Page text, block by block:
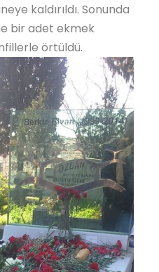
kaldırıldı. Sonunda
bir adet ekmek
örtüldü.